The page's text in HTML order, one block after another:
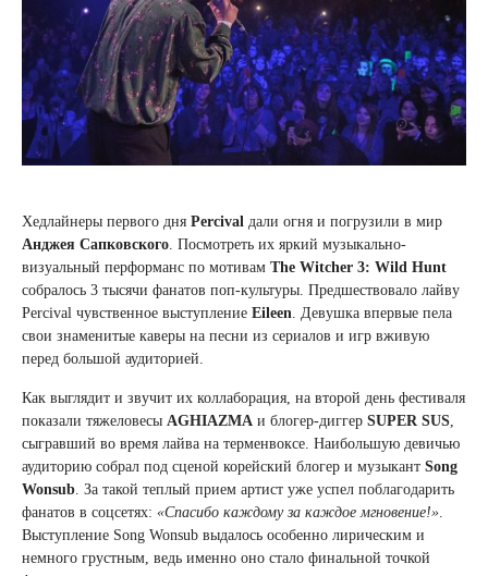
Хедлайнеры первого дня Percival дали огня и погрузили в мир
Анджея Сапковского. Посмотреть их яркий музыкально-
визуальный перформанс по мотивам The Witcher 3: Wild Hunt
собралось 3 тысячи фанатов поп-культуры. Предшествовало лайву
Percival чувственное выступление Eileen. Девушка впервые пела
свои знаменитые каверы на песни из сериалов и игр вживую
перед большой аудиторией.
Как выглядит и звучит их коллаборация, на второй день фестиваля
показали тяжеловесы AGHIAZMA и блогер-диггер SUPER SUS,
сыгравший во время лайва на терменвоксе. Наибольшую девичью
аудиторию собрал под сценой корейский блогер и музыкант Song
Wonsub. За такой теплый прием артист уже успел поблагодарить
фанатов в соцсетях: «Спасибо каждому за каждое мгновение!».
Выступление Song Wonsub выдалось особенно лирическим и
немного грустным, ведь именно оно стало финальной точкой